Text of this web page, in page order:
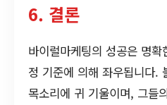
6. 결론
바이럴마케팅의 성공은 명
정 기준에 의해 좌우됩니다.
목소리에 귀 기울이며, 그들